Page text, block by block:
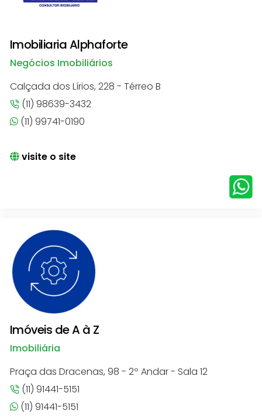
Imobiliaria Alphaforte
Negócios Imobiliários
Calçada dos Lírios, 228 - Térreo B
(11) 98639-3432
(11) 99741-0190
visite o site
Imóveis de A à Z
Imobiliária
Praça das Dracenas, 98 - 2º Andar - Sala 12
(11) 91441-5151
(11) 91441-5151